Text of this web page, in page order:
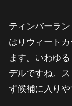
ティンバーラ
はりウィート
ます。いわゆ
デルですね。
ず候補に入りや